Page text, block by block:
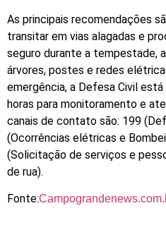
As principais recomendações
transitar em vias alagadas e
seguro durante a tempestade,
árvores, postes e redes
emergência, a Defesa Civil
horas para monitoramento e
canais de contato são: 199
(Ocorrências elétricas e
(Solicitação de serviços e
de rua).
Fonte: